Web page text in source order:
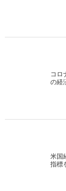
コロ
の経
米国
指標